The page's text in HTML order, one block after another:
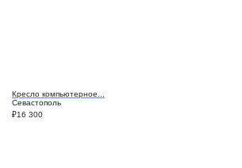
Кресло компьютерное...
Севастополь
₽16 300